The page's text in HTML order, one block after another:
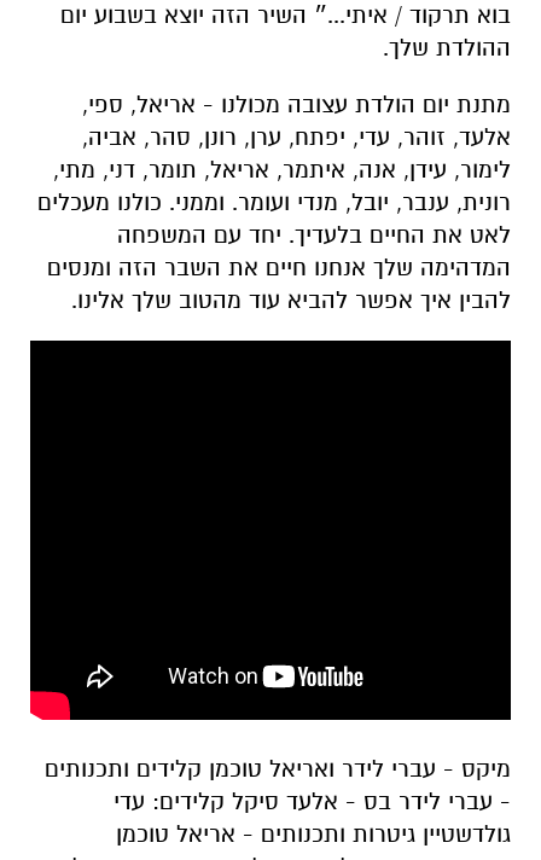
בוא תרקוד / איתי...״ השיר הזה יוצא בשבוע יום
ההולדת שלך.
מתנת יום הולדת עצובה מכולנו - אריאל, ספי,
אלעד, זוהר, עדי, יפתח, ערן, רונן, סהר, אביה,
לימור, עידן, אנה, איתמר, אריאל, תומר, דני, מתי,
רונית, ענבר, יובל, מנדי ועומר. וממני. כולנו מעכלים
לאט את החיים בלעדיך. יחד עם המשפחה
המדהימה שלך אנחנו חיים את השבר הזה ומנסים
להבין איך אפשר להביא עוד מהטוב שלך אלינו.
מיקס - עברי לידר ואריאל טוכמן קלידים ותכנותים
- עברי לידר בס - אלעד סיקל קלידים: עדי
גולדשטיין גיטרות ותכנותים - אריאל טוכמן